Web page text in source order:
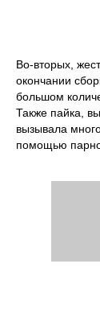
Во-вторых,
окончании
большом
Также пайка,
вызывала
помощью